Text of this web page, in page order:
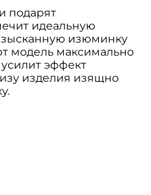
подарят
идеальную
изюминку
модель максимально
эффект
изделия изящно